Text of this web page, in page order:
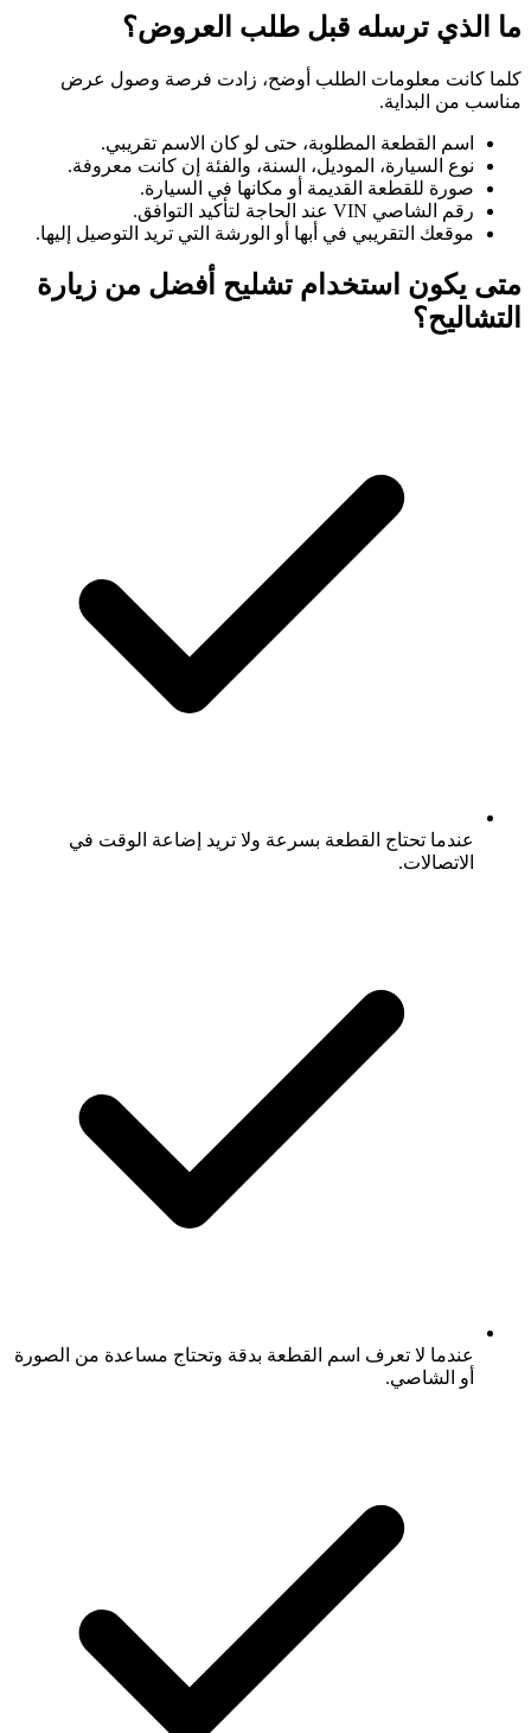
ما الذي ترسله قبل طلب العروض؟
كلما كانت معلومات الطلب أوضح، زادت فرصة وصول عرض
مناسب من البداية.
اسم القطعة المطلوبة، حتى لو كان الاسم تقريبي.
نوع السيارة، الموديل، السنة، والفئة إن كانت معروفة.
صورة للقطعة القديمة أو مكانها في السيارة.
رقم الشاصي VIN عند الحاجة لتأكيد التوافق.
موقعك التقريبي في أبها أو الورشة التي تريد التوصيل إليها.
متى يكون استخدام تشليح أفضل من زيارة
التشاليح؟
عندما تحتاج القطعة بسرعة ولا تريد إضاعة الوقت في
الاتصالات.
عندما لا تعرف اسم القطعة بدقة وتحتاج مساعدة من الصورة
أو الشاصي.